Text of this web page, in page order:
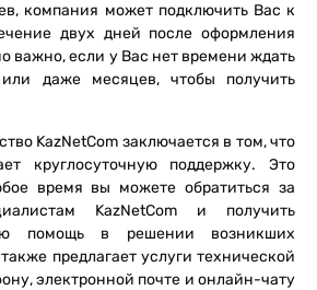
компания может подключить Вас к
двух дней после оформления
важно, если у Вас нет времени ждать
или даже месяцев, чтобы получить
KazNetCom заключается в том, что
круглосуточную поддержку. Это
время вы можете обратиться за
KazNetCom и получить
помощь в решении возникших
предлагает услуги технической
электронной почте и онлайн-чату